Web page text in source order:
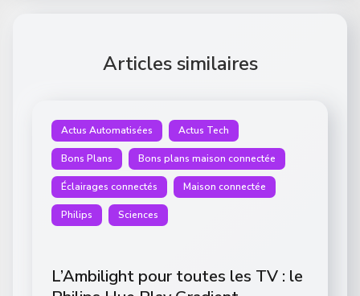
Articles similaires
Actus Automatisées Actus Tech
Bons Plans Bons plans maison connectée
Éclairages connectés Maison connectée
Philips Sciences
L’Ambilight pour toutes les TV : le